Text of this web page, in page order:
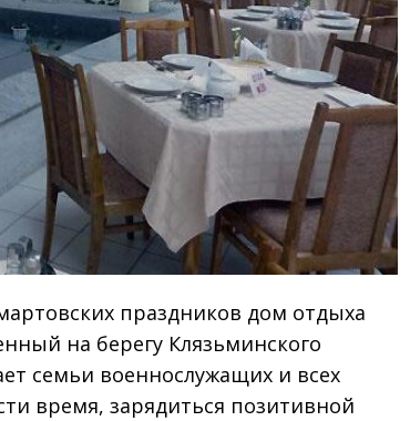
праздников дом отдыха
на берегу Клязьминского
семьи военнослужащих и всех
время, зарядиться позитивной